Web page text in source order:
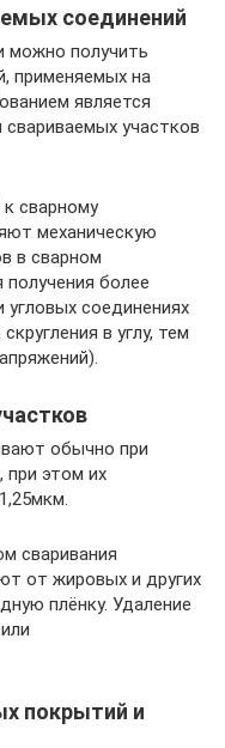
соединений
получить
применяемых на
является
свариваемых участков
сварному
механическую
в сварном
более
соединениях
в углу, тем
обычно при
этом их
сваривания
от жировых и других
плёнку. Удаление
покрытий и